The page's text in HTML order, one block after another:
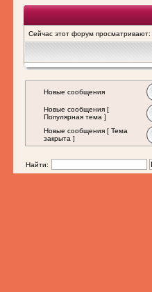
Сейчас этот форум просматривают:
Новые сообщения
Новые сообщения [
Популярная тема ]
Новые сообщения [ Тема
закрыта ]
Найти: